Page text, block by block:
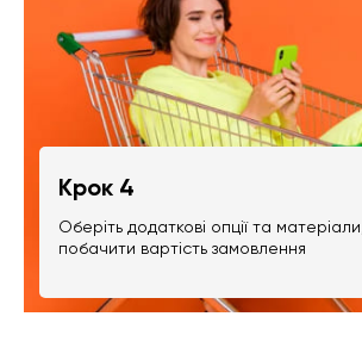
Крок 4
Оберіть додаткові опції та
побачити вартість замовлення